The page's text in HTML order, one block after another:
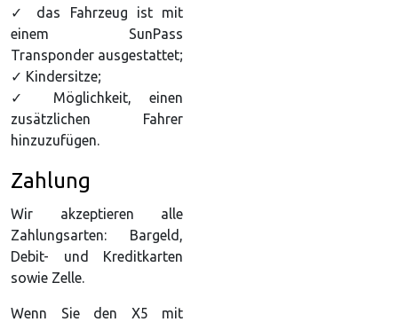
✓ das Fahrzeug ist mit
einem SunPass
Transponder ausgestattet;
✓ Kindersitze;
✓ Möglichkeit, einen
zusätzlichen Fahrer
hinzuzufügen.
Zahlung
Wir akzeptieren alle
Zahlungsarten: Bargeld,
Debit- und Kreditkarten
sowie Zelle.
Wenn Sie den X5 mit